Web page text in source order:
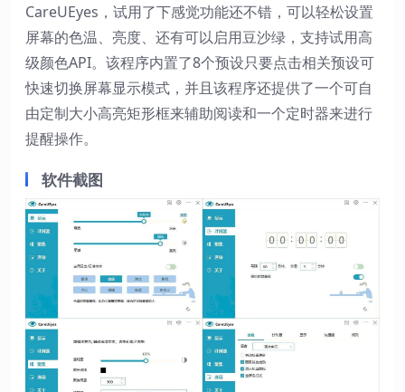
CareUEyes，试用了下感觉功能还不错，可以轻松设置
屏幕的色温、亮度、还有可以启用豆沙绿，支持试用高
级颜色API。该程序内置了8个预设只要点击相关预设可
快速切换屏幕显示模式，并且该程序还提供了一个可自
由定制大小高亮矩形框来辅助阅读和一个定时器来进行
提醒操作。
软件截图